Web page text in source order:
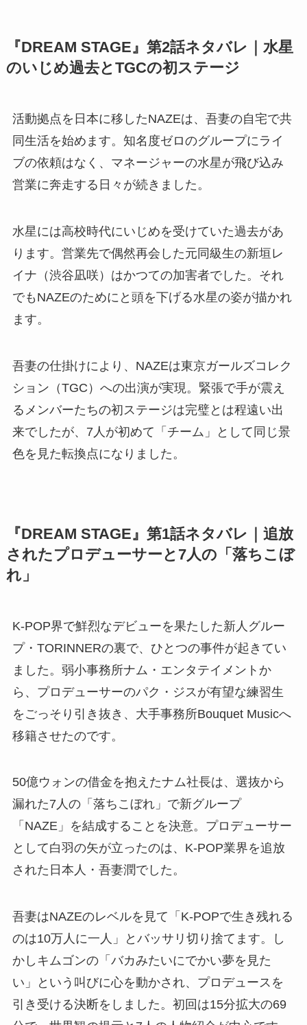
『DREAM STAGE』第2話ネタバレ｜水星
のいじめ過去とTGCの初ステージ
活動拠点を日本に移したNAZEは、吾妻の自宅で共
同生活を始めます。知名度ゼロのグループにライ
ブの依頼はなく、マネージャーの水星が飛び込み
営業に奔走する日々が続きました。
水星には高校時代にいじめを受けていた過去があ
ります。営業先で偶然再会した元同級生の新垣レ
イナ（渋谷凪咲）はかつての加害者でした。それ
でもNAZEのためにと頭を下げる水星の姿が描かれ
ます。
吾妻の仕掛けにより、NAZEは東京ガールズコレク
ション（TGC）への出演が実現。緊張で手が震え
るメンバーたちの初ステージは完璧とは程遠い出
来でしたが、7人が初めて「チーム」として同じ景
色を見た転換点になりました。
『DREAM STAGE』第1話ネタバレ｜追放
されたプロデューサーと7人の「落ちこぼ
れ」
K-POP界で鮮烈なデビューを果たした新人グルー
プ・TORINNERの裏で、ひとつの事件が起きてい
ました。弱小事務所ナム・エンタテイメントか
ら、プロデューサーのパク・ジスが有望な練習生
をごっそり引き抜き、大手事務所Bouquet Musicへ
移籍させたのです。
50億ウォンの借金を抱えたナム社長は、選抜から
漏れた7人の「落ちこぼれ」で新グループ
「NAZE」を結成することを決意。プロデューサー
として白羽の矢が立ったのは、K-POP業界を追放
された日本人・吾妻潤でした。
吾妻はNAZEのレベルを見て「K-POPで生き残れる
のは10万人に一人」とバッサリ切り捨てます。し
かしキムゴンの「バカみたいにでかい夢を見た
い」という叫びに心を動かされ、プロデュースを
引き受ける決断をしました。初回は15分拡大の69